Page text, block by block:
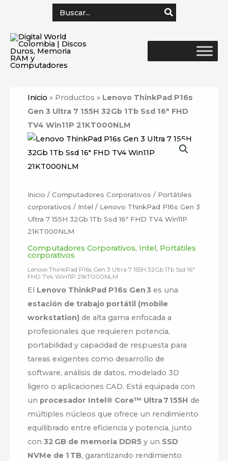
contenido
for:
Inicio » Productos » Lenovo ThinkPad P16s
Gen 3 Ultra 7 155H 32Gb 1Tb Ssd 16″ FHD
TV4 Win11P 21KT000NLM
Inicio /Computadores Corporativos / Portátiles
corporativos / Intel / Lenovo ThinkPad P16s Gen 3
Ultra 7 155H 32Gb 1Tb Ssd 16″ FHD TV4 Win11P
21KT000NLM
Computadores Corporativos, Intel, Portátiles
corporativos
Lenovo ThinkPad P16s Gen 3 Ultra 7 155H 32Gb 1Tb Ssd 16″
FHD TV4 Win11P 21KT000NLM
El Lenovo ThinkPad P16s Gen 3 es una
estación de trabajo portátil (mobile
workstation) de alta gama enfocada a
profesionales que requieren potencia,
portabilidad y capacidad de respuesta para
tareas exigentes como desarrollo de
software, análisis de datos, modelado 3D
ligero o aplicaciones CAD. Está equipada con
un procesador Intel® Core™ Ultra 7 155H de
múltiples núcleos que ofrece un rendimiento
equilibrado entre eficiencia y potencia, junto
con32 GB de memoria DDR5 y un SSD
NVMe de 1 TB, garantizando rendimiento